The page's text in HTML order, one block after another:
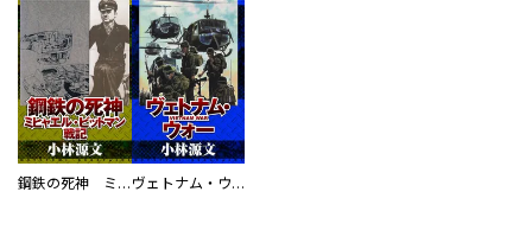
鋼鉄の死神 ミヒャエル・ビットマン戦記 ヴェトナム・ウォー VIETNAM WAR